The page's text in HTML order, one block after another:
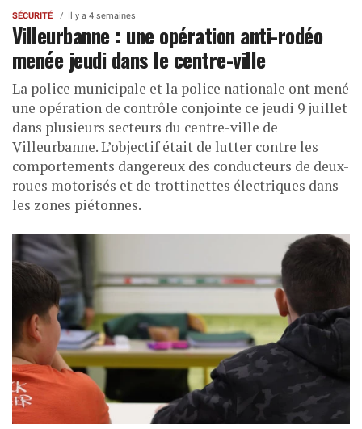
SÉCURITÉ Il y a 4 semaines
Villeurbanne : une opération anti-rodéo
menée jeudi dans le centre-ville
La police municipale et la police nationale ont mené
une opération de contrôle conjointe ce jeudi 9 juillet
dans plusieurs secteurs du centre-ville de
Villeurbanne. L’objectif était de lutter contre les
comportements dangereux des conducteurs de deux-
roues motorisés et de trottinettes électriques dans
les zones piétonnes.